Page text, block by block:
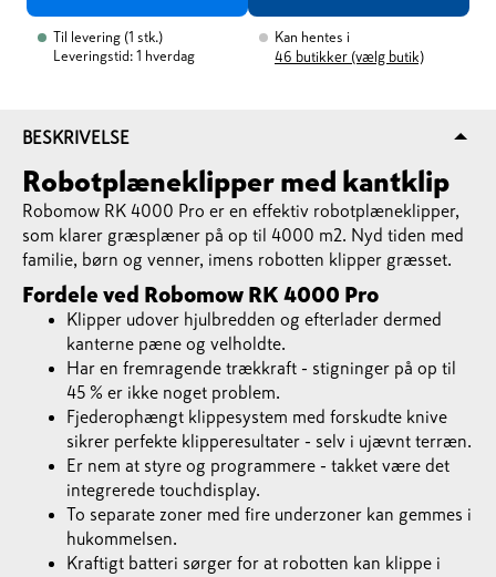
Til levering (1 stk.)
Leveringstid: 1 hverdag
Kan hentes i
46 butikker (vælg butik)
BESKRIVELSE
Robotplæneklipper med kantklip
Robomow RK 4000 Pro er en effektiv robotplæneklipper,
som klarer græsplæner på op til 4000 m2. Nyd tiden med
familie, børn og venner, imens robotten klipper græsset.
Fordele ved Robomow RK 4000 Pro
Klipper udover hjulbredden og efterlader dermed
kanterne pæne og velholdte.
Har en fremragende trækkraft - stigninger på op til
45 % er ikke noget problem.
Fjederophængt klippesystem med forskudte knive
sikrer perfekte klipperesultater - selv i ujævnt terræn.
Er nem at styre og programmere - takket være det
integrerede touchdisplay.
To separate zoner med fire underzoner kan gemmes i
hukommelsen.
Kraftigt batteri sørger for at robotten kan klippe i